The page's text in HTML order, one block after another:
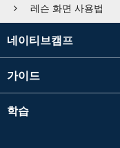
레슨 화면 사용법
네이티브캠프
가이드
학습